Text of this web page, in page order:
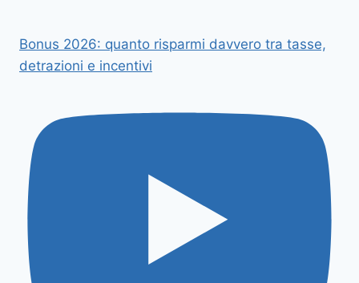
Bonus 2026: quanto risparmi davvero tra tasse,
detrazioni e incentivi